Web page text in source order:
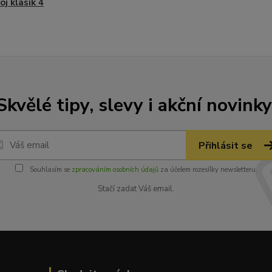
klasik 4
tipy, slevy i akční
Přihlásit se
Souhlasím se zpracováním osobních údajůza účelem rozesílky newsletteru.
Stačí zadat Váš email.